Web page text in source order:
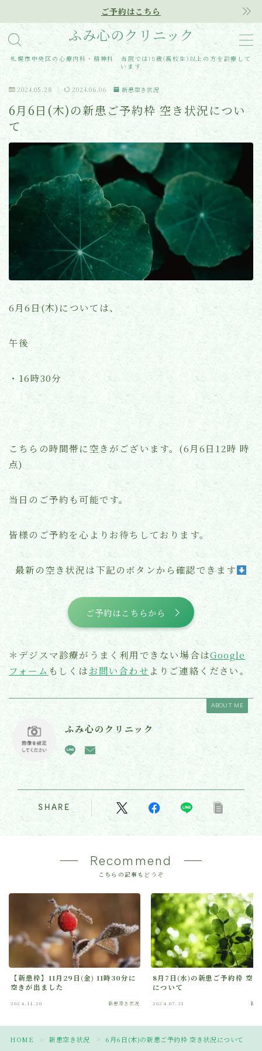
ご予約はこちら
ふみ心のクリニック
札幌市中央区の心療内科・精神科 当院では15歳(高校生)以上の方を診療して
います
MENU
Home
クリニック紹介
診療内容
医師紹介
はじめての方へ
ご予約はこちらから
よくあるご質問
お知らせ(ブログ)
Follow Me
2024.05.28 2024.06.06 新患空き状況
6月6日(木)の新患ご予約枠 空き状況につい
て
6月6日(木)については、
午後
・16時30分
こちらの時間帯に空きがございます。(6月6日12時 時
点)
当日のご予約も可能です。
皆様のご予約を心よりお待ちしております。
最新の空き状況は下記のボタンから確認できます
ご予約はこちらから
＊デジスマ診療がうまく利用できない場合はGoogle
フォーム もしくはお問い合わせ よりご連絡ください。
ABOUT ME
ふみ心のクリニック
SHARE
Recommend
こちらの記事もどうぞ
【新患枠】11月29日(金) 11時30分に
空きが出ました
2024.11.20 新患空き状況
8月7日(水)の新患ご予約枠 空
について
2024.07.31 新患
HOME ＞ 新患空き状況 ＞ 6月6日(木)の新患ご予約枠 空き状況について